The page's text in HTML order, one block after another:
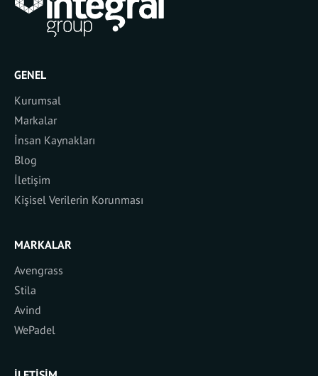
GENEL
Kurumsal
Markalar
İnsan Kaynakları
Blog
İletişim
Kişisel Verilerin Korunması
MARKALAR
Avengrass
Stila
Avind
WePadel